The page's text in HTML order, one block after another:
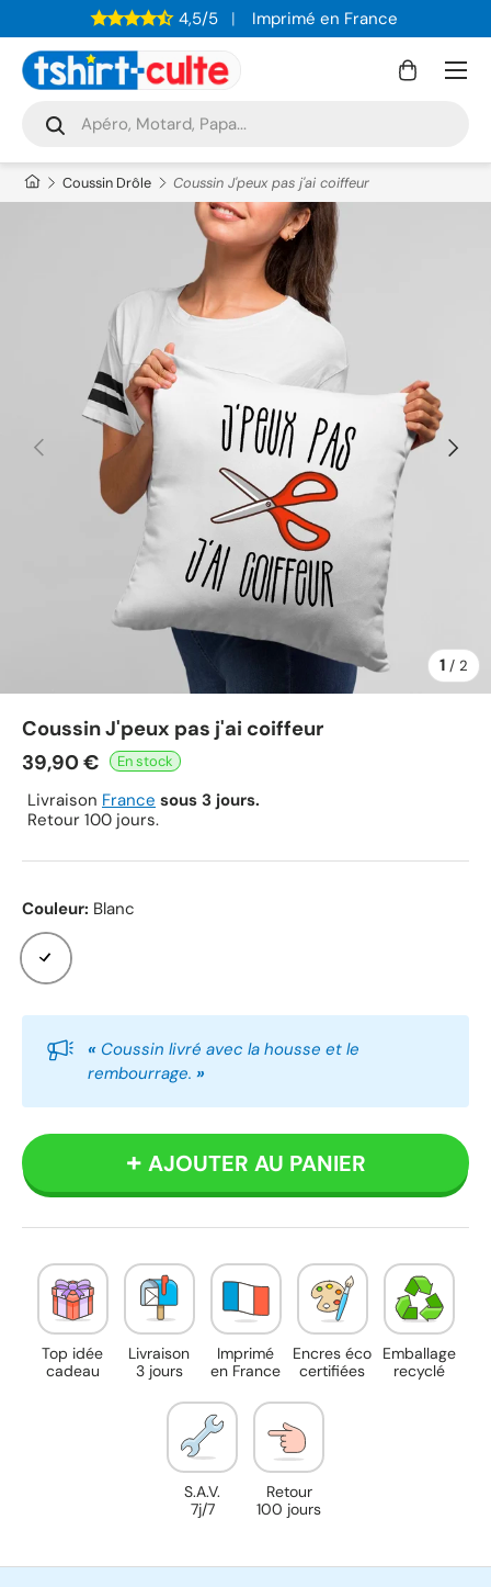
ALLER AU CONTENU
4,5/5 Imprimé en France
Recherche
Rechercher
Panier
Menu
Coussin Drôle Coussin J'peux pas j'ai coiffeur
PRÉCÉDENT
1 / de
2
Coussin J'peux pas j'ai coiffeur
39,90 €
Livraison France sous 3 jours.
Retour 100 jours.
Couleur: Blanc
Blanc
« Coussin livré avec la housse et le
rembourrage. »
AJOUTER AU PANIER
Top idée
cadeau
Livraison
3 jours
Imprimé
en France
Encres éco
certifiées
Emballage
recyclé
S.A.V.
7j/7
Retour
100 jours